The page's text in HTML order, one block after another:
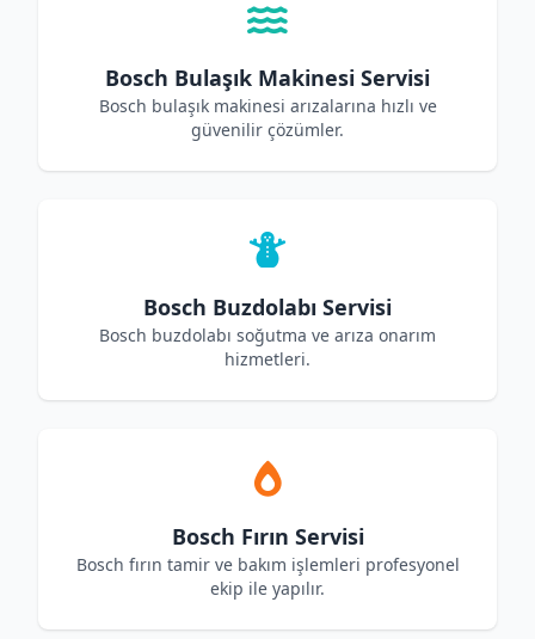
Bosch Bulaşık Makinesi Servisi
Bosch bulaşık makinesi arızalarına hızlı ve
güvenilir çözümler.
Bosch Buzdolabı Servisi
Bosch buzdolabı soğutma ve arıza onarım
hizmetleri.
Bosch Fırın Servisi
Bosch fırın tamir ve bakım işlemleri profesyonel
ekip ile yapılır.